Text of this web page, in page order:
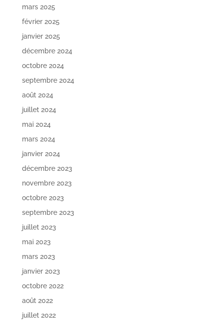
mars 2025
février 2025
janvier 2025
décembre 2024
octobre 2024
septembre 2024
août 2024
juillet 2024
mai 2024
mars 2024
janvier 2024
décembre 2023
novembre 2023
octobre 2023
septembre 2023
juillet 2023
mai 2023
mars 2023
janvier 2023
octobre 2022
août 2022
juillet 2022